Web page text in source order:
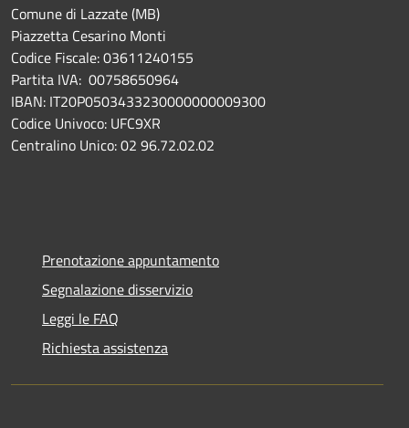
Comune di Lazzate (MB)
Piazzetta Cesarino Monti
Codice Fiscale: 03611240155
Partita IVA: 00758650964
IBAN: IT20P0503433230000000009300
Codice Univoco: UFC9XR
Centralino Unico: 02 96.72.02.02
Prenotazione appuntamento
Segnalazione disservizio
Leggi le FAQ
Richiesta assistenza